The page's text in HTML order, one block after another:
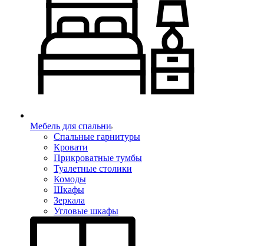
Мебель для спальни
Спальные гарнитуры
Кровати
Прикроватные тумбы
Туалетные столики
Комоды
Шкафы
Зеркала
Угловые шкафы